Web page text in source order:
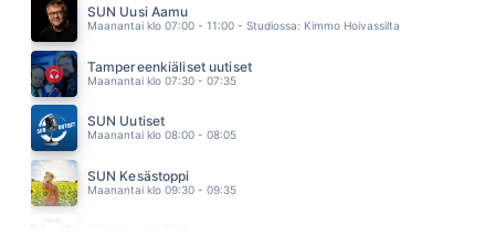
SAMMUTA MUN JANO
OLLIE
SUN Uusi Aamu
Maanantai klo 07:00 - 11:00 - Studiossa: Kimmo Hoivassilta
Tampereenkiäliset uutiset
Maanantai klo 07:30 - 07:35
SUN Uutiset
Maanantai klo 08:00 - 08:05
SUN Kesästoppi
Maanantai klo 09:30 - 09:35